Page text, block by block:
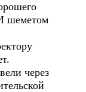
шеметом
через